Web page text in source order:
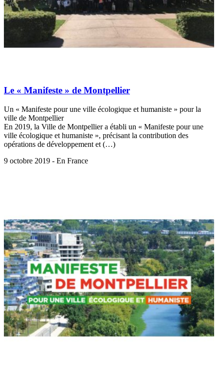
Le « Manifeste » de Montpellier
Un « Manifeste pour une ville écologique et humaniste » pour la
ville de Montpellier
En 2019, la Ville de Montpellier a établi un « Manifeste pour une
ville écologique et humaniste », précisant la contribution des
opérations de développement et (…)
9 octobre 2019 - En France